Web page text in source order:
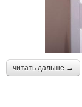
читать дальше →